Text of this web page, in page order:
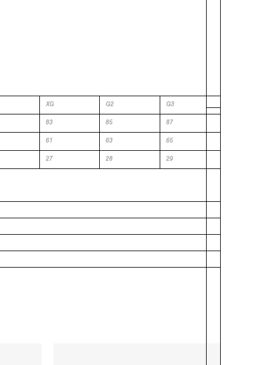
XG G2 G3
83 85 87
61 63 65
27 28 29